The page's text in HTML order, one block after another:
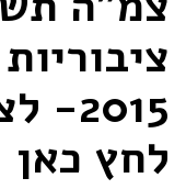
לחץ כאן